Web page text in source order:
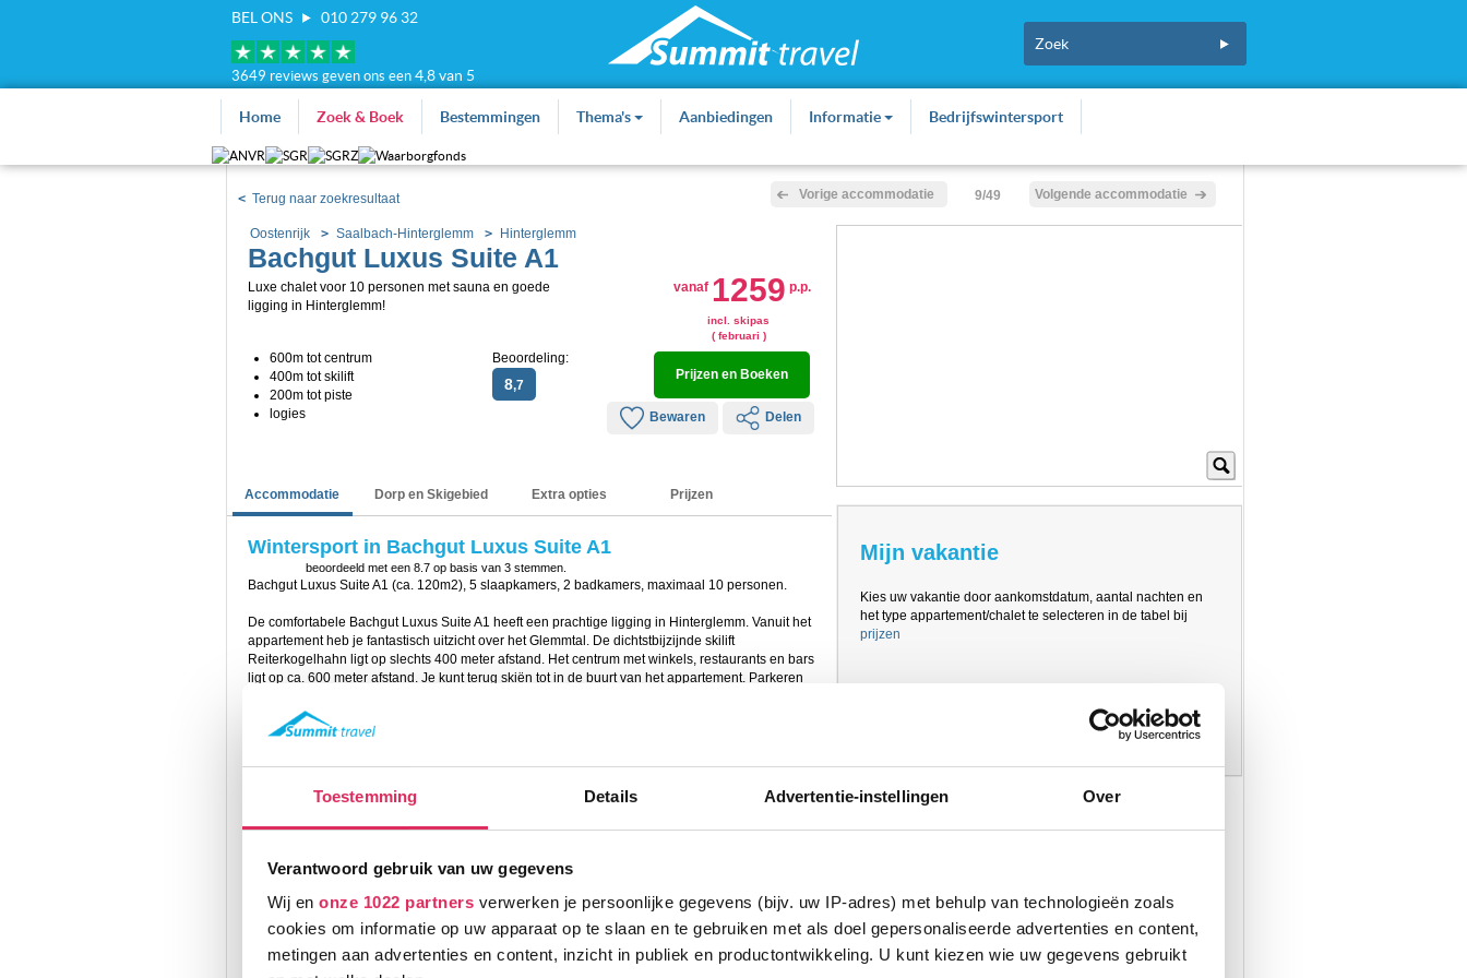
Toestemming Details Advertentie-instellingen Over
Verantwoord gebruik van uw gegevens
Wij en onze 1022 partners verwerken je persoonlijke gegevens (bijv. uw IP-adres) met behulp van technologieën zoals
cookies om informatie op uw apparaat op te slaan en te gebruiken met als doel gepersonaliseerde advertenties en content,
metingen aan advertenties en content, inzicht in publiek en productontwikkeling. U kunt kiezen wie uw gegevens gebruikt
BEL ONS 010 279 96 32
3649 reviews geven ons een 4,8 van 5
Home Zoek & Boek Bestemmingen Thema's Aanbiedingen Informatie Bedrijfswintersport
<Terug naar zoekresultaat Volgende accommodatie
9/49
Vorige accommodatie
Oostenrijk Saalbach-Hinterglemm Hinterglemm
Bachgut Luxus Suite A1
Luxe chalet voor 10 personen met sauna en goede
ligging in Hinterglemm!
vanaf 1259 p.p.
incl. skipas
( februari )
600m tot centrum
400m tot skilift
200m tot piste
logies
Prijzen en Boeken
Bewaren Delen
Beoordeling:
8,7
Accommodatie Dorp en Skigebied Extra opties Prijzen
Wintersport in Bachgut Luxus Suite A1
beoordeeld met een 8.7op basis van 3stemmen.
Bachgut Luxus Suite A1 (ca. 120m2), 5 slaapkamers, 2 badkamers, maximaal 10 personen.
De comfortabele Bachgut Luxus Suite A1 heeft een prachtige ligging in Hinterglemm. Vanuit het
appartement heb je fantastisch uitzicht over het Glemmtal. De dichtstbijzijnde skilift
Reiterkogelhahn ligt op slechts 400 meter afstand. Het centrum met winkels, restaurants en bars
ligt op ca. 600 meter afstand. Je kunt terug skiën tot in de buurt van het appartement. Parkeren
Bachgut Luxus Suite A1 bevindt zich in het Bachgut "Stammhaus" met 3 andere suites. Dit
wasruimte met wasmachine en droger, bagage-opslag en een extra badkamer met douche en
toilet. Verder is er een splinternieuw badhuis aanwezig op het complex met infinity pool,
kinderbad en ontspanningsruimte.
radio en Wi-Fi. De keuken is volledig ingericht met o.a. een elektrisch fornuis, magnetron,
vaatwasser, koel/vriescombinatie, blender, waterkoker, broodrooster en fondueschotels. Er zijn in
totaal 5 slaapkamers met tweepersoonsbedden. Alle slaapkamers beschikken over een
flatscreen-tv. De 2 badkamers zijn voorzien met een douche. Daarnaast zijn er 2 aparte toiletten.
Na een lange dag op de piste kun je heerlijk ontspannen in de privé panorama-sauna en in de
Mijn vakantie
Kies uw vakantie door aankomstdatum, aantal nachten en
het type appartement/chalet te selecteren in de tabel bij
prijzen